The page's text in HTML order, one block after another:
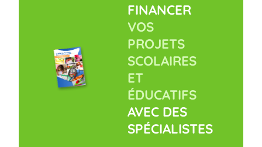
FINANCER
VOS
PROJETS
SCOLAIRES
ET
ÉDUCATIFS
AVEC DES
SPÉCIALISTES